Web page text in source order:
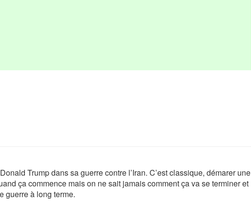
Trump dans sa guerre contre l’Iran. C’est classique, démarer une
ça commence mais on ne sait jamais comment ça va se terminer et
guerre à long terme.